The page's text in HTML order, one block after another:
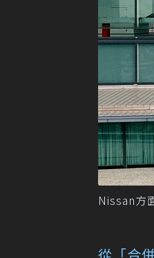
Nissan方
從「合